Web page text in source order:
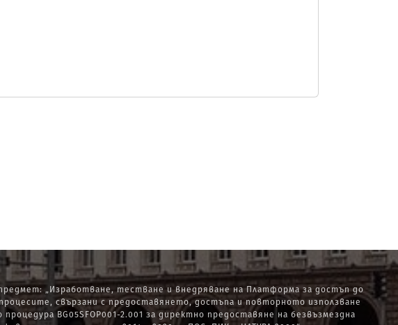
„Изработване, тестване и внедряване на Платформа за достъп до
свързани с предоставянето, достъпа и повторното използване
BG05SFOP001-2.001 за директно предоставяне на безвъзмездна